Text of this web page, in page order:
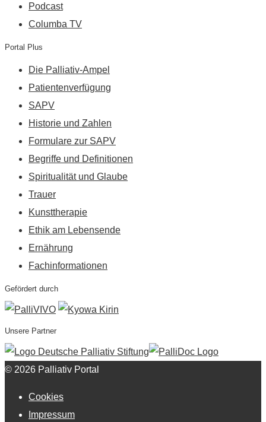
Podcast
Columba TV
Portal Plus
Die Palliativ-Ampel
Patientenverfügung
SAPV
Historie und Zahlen
Formulare zur SAPV
Begriffe und Definitionen
Spiritualität und Glaube
Trauer
Kunsttherapie
Ethik am Lebensende
Ernährung
Fachinformationen
Gefördert durch
Unsere Partner
© 2026 Palliativ Portal
Cookies
Impressum